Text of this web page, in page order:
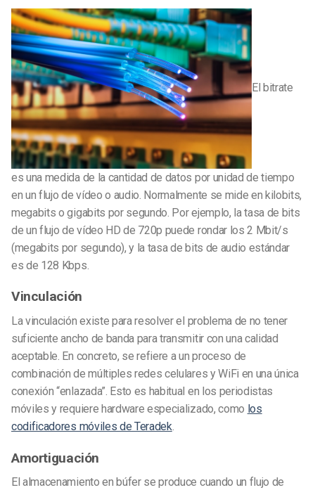
El bitrate
es una medida de la cantidad de datos por unidad de tiempo
en un flujo de vídeo o audio. Normalmente se mide en kilobits,
megabits o gigabits por segundo. Por ejemplo, la tasa de bits
de un flujo de vídeo HD de 720p puede rondar los 2 Mbit/s
(megabits por segundo), y la tasa de bits de audio estándar
es de 128 Kbps.
Vinculación
La vinculación existe para resolver el problema de no tener
suficiente ancho de banda para transmitir con una calidad
aceptable. En concreto, se refiere a un proceso de
combinación de múltiples redes celulares y WiFi en una única
conexión “enlazada”. Esto es habitual en los periodistas
móviles y requiere hardware especializado, como los
codificadores móviles de Teradek.
Amortiguación
El almacenamiento en búfer se produce cuando un flujo de